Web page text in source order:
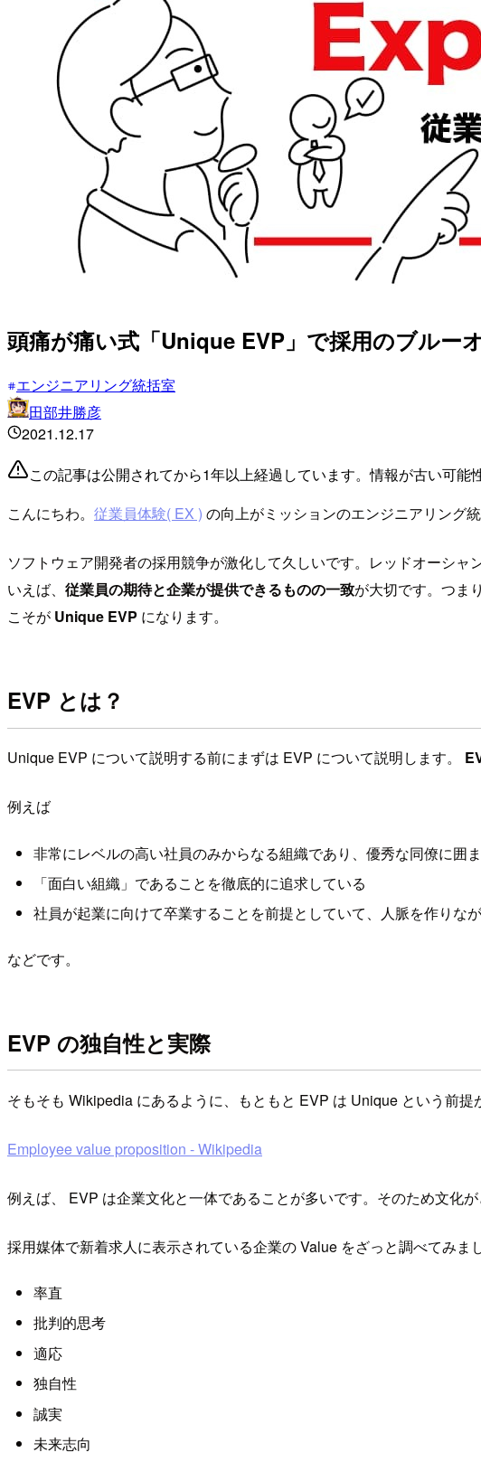
頭痛が痛い式「Unique EVP」で採用のブルー
エンジニアリング統括室
田部井勝彦
2021.12.17
この記事は公開されてから1年以上経過しています。情報が古い可能
こんにちわ。 従業員体験( EX ) の向上がミッションのエンジニアリング
ソフトウェア開発者の採用競争が激化して久しいです。レッドオーシ
いえば、 従業員の期待と企業が提供できるものの一致が大切です。つま
こそが Unique EVP になります。
EVP とは？
Unique EVP について説明する前にまずは EVP について説明します。
例えば
非常にレベルの高い社員のみからなる組織であり、優秀な同僚に囲
「面白い組織」であることを徹底的に追求している
社員が起業に向けて卒業することを前提としていて、人脈を作りな
などです。
EVP の独自性と実際
そもそも Wikipedia にあるように、もともと EVP は Unique という前
Employee value proposition - Wikipedia
例えば、 EVP は企業文化と一体であることが多いです。そのため文化
採用媒体で新着求人に表示されている企業の Value をざっと調べてみまし
率直
批判的思考
適応
独自性
誠実
未来志向